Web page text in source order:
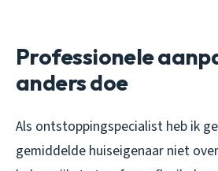
Professionele
anders doe
Als ontstoppingspecialist heb ik
gemiddelde huiseigenaar niet